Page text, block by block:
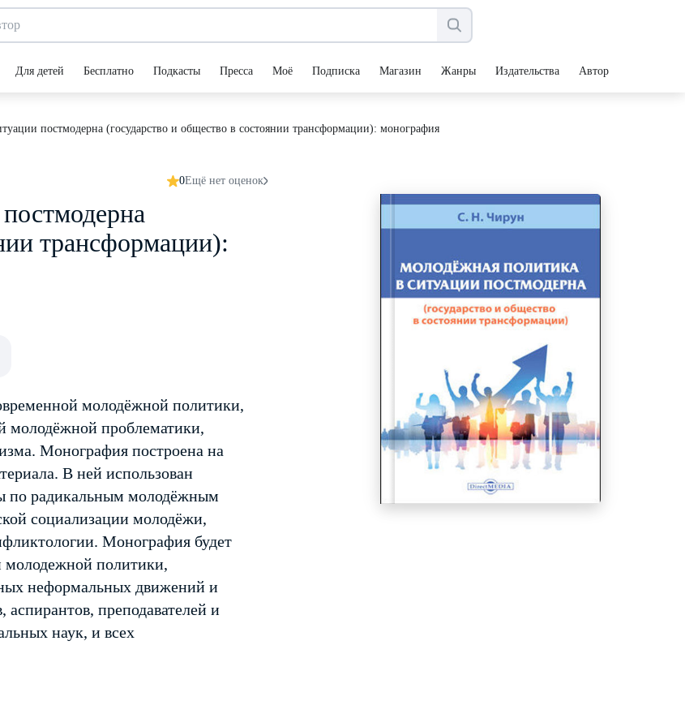
Для детей Бесплатно Подкасты Пресса Моё Подписка Магазин Жанры Издательства Авторы
постмодерна (государство и общество в состоянии трансформации): монография
0Ещё нет оценок
трансформации):
молодёжной политики,
молодёжной проблематики,
Монография построена на
В ней использован
по радикальным молодёжным
социализации молодёжи,
Монография будет
молодежной политики,
неформальных движений и
преподавателей и
наук, и всех